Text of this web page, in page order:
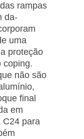
rampas
da­
uma
proteção
coping.
não são
final
em
C24 para